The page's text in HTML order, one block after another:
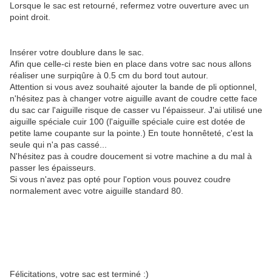
Lorsque le sac est retourné, refermez votre ouverture avec un
point droit.
Insérer votre doublure dans le sac.
Afin que celle-ci reste bien en place dans votre sac nous allons
réaliser une surpiqûre à 0.5 cm du bord tout autour.
Attention si vous avez souhaité ajouter la bande de pli optionnel,
n'hésitez pas à changer votre aiguille avant de coudre cette face
du sac car l'aiguille risque de casser vu l'épaisseur. J'ai utilisé une
aiguille spéciale cuir 100 (l'aiguille spéciale cuire est dotée de
petite lame coupante sur la pointe.) En toute honnêteté, c'est la
seule qui n'a pas cassé...
N'hésitez pas à coudre doucement si votre machine a du mal à
passer les épaisseurs.
Si vous n'avez pas opté pour l'option vous pouvez coudre
normalement avec votre aiguille standard 80.
Félicitations, votre sac est terminé :)